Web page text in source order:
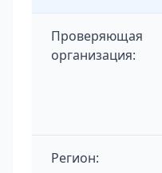
Проверяющая
организация:
Регион: